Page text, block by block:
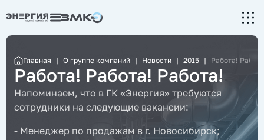
Главная | О группе компаний | Новости | 2015 | Работа!
Работа! Работа! Работа!
Напоминаем, что в ГК «Энергия» требуются
сотрудники на следующие вакансии:
- Менеджер по продажам в г. Новосибирск;